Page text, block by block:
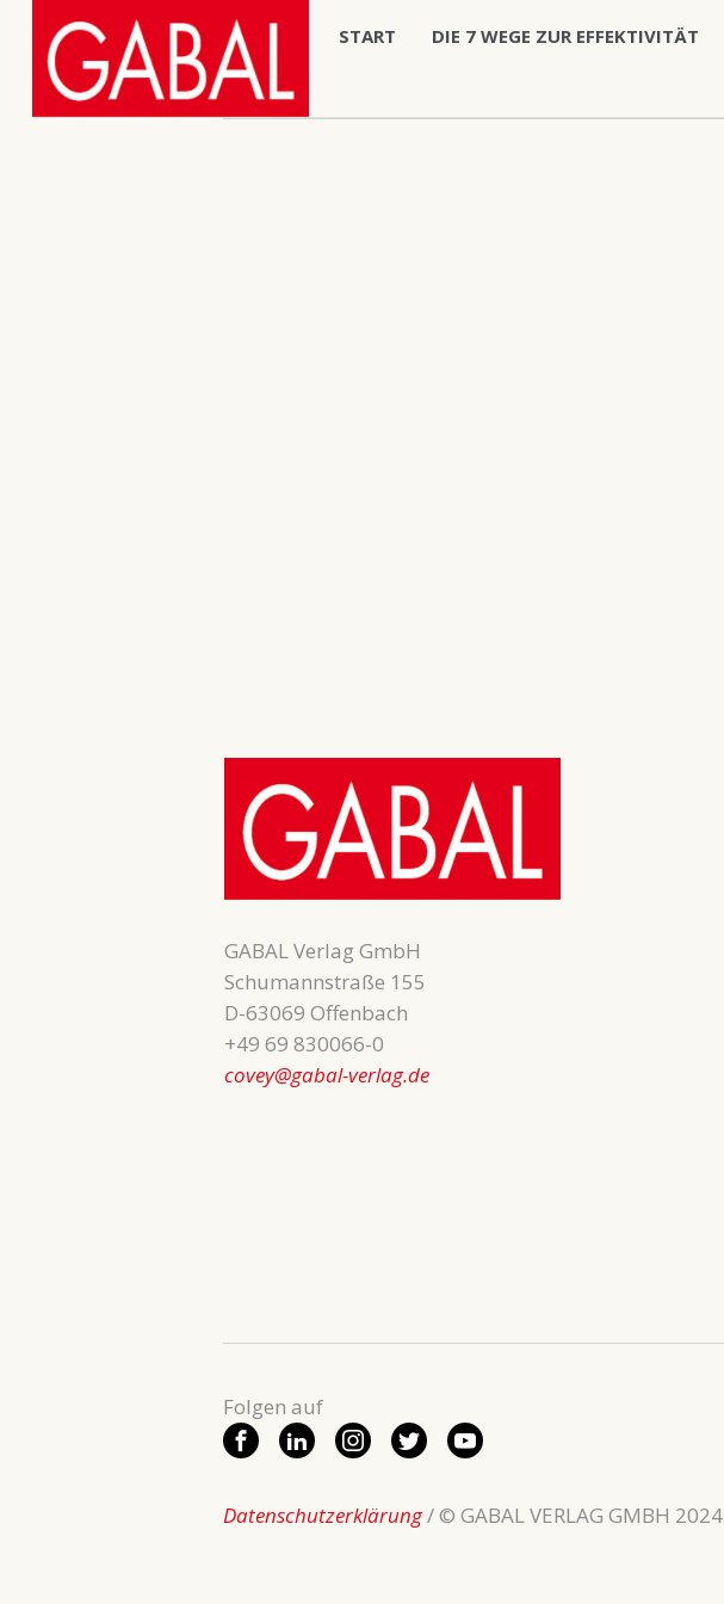
START DIE 7 WEGE ZUR EFFEKTIVITÄT
GABAL Verlag GmbH
Schumannstraße 155
D-63069 Offenbach
+49 69 830066-0
covey@gabal-verlag.de
Datenschutzerklärung/ © GABAL VERLAG GMBH 2024